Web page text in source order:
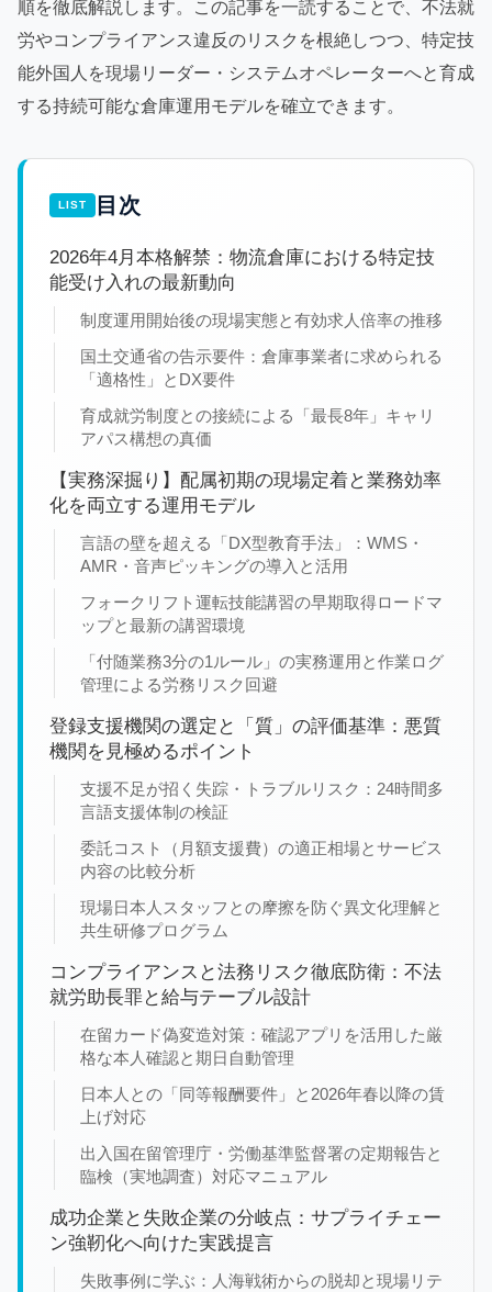
順を徹底解説します。この記事を一読することで、不法就
労やコンプライアンス違反のリスクを根絶しつつ、特定技
能外国人を現場リーダー・システムオペレーターへと育成
する持続可能な倉庫運用モデルを確立できます。
目次
2026年4月本格解禁：物流倉庫における特定技
能受け入れの最新動向
制度運用開始後の現場実態と有効求人倍率の推移
国土交通省の告示要件：倉庫事業者に求められる
「適格性」とDX要件
育成就労制度との接続による「最長8年」キャリ
アパス構想の真価
【実務深掘り】配属初期の現場定着と業務効率
化を両立する運用モデル
言語の壁を超える「DX型教育手法」：WMS・
AMR・音声ピッキングの導入と活用
フォークリフト運転技能講習の早期取得ロードマ
ップと最新の講習環境
「付随業務3分の1ルール」の実務運用と作業ログ
管理による労務リスク回避
登録支援機関の選定と「質」の評価基準：悪質
機関を見極めるポイント
支援不足が招く失踪・トラブルリスク：24時間多
言語支援体制の検証
委託コスト（月額支援費）の適正相場とサービス
内容の比較分析
現場日本人スタッフとの摩擦を防ぐ異文化理解と
共生研修プログラム
コンプライアンスと法務リスク徹底防衛：不法
就労助長罪と給与テーブル設計
在留カード偽変造対策：確認アプリを活用した厳
格な本人確認と期日自動管理
日本人との「同等報酬要件」と2026年春以降の賃
上げ対応
出入国在留管理庁・労働基準監督署の定期報告と
臨検（実地調査）対応マニュアル
成功企業と失敗企業の分岐点：サプライチェー
ン強靭化へ向けた実践提言
失敗事例に学ぶ：人海戦術からの脱却と現場リテ